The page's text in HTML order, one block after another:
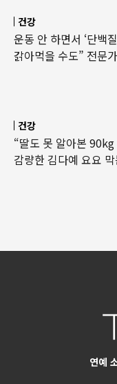
건강
운동 안 하면서 ‘단백
갉아먹을 수도” 전문
건강
“딸도 못 알아본
감량한 김다예 요요
연예